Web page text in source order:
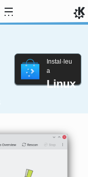
Instal·leu
a
Linux